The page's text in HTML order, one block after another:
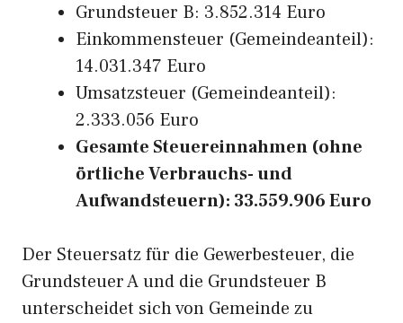
Grundsteuer B: 3.852.314 Euro
Einkommensteuer (Gemeindeanteil):
14.031.347 Euro
Umsatzsteuer (Gemeindeanteil):
2.333.056 Euro
Gesamte Steuereinnahmen (ohne
örtliche Verbrauchs- und
Aufwandsteuern): 33.559.906 Euro
Der Steuersatz für die Gewerbesteuer, die
Grundsteuer A und die Grundsteuer B
unterscheidet sich von Gemeinde zu